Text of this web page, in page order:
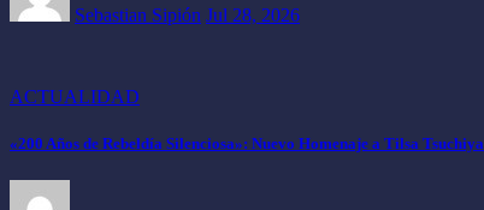
Sebastian Sipión Jul 28, 2026
ACTUALIDAD
«200 Años de Rebeldía Silenciosa»: Nuevo Homenaje a Tilsa Tsuchiya